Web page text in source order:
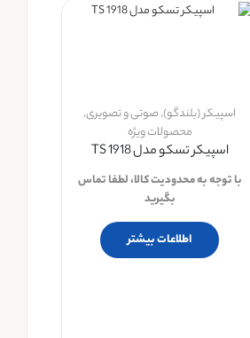
اسپیکر (بلندگو),صوتی و تصویری,
محصولات ویژه
اسپیکر تسکو مدل TS 1918
با توجه به محدودیت کالا، لطفا تماس
بگیرید
اطلاعات بیشتر